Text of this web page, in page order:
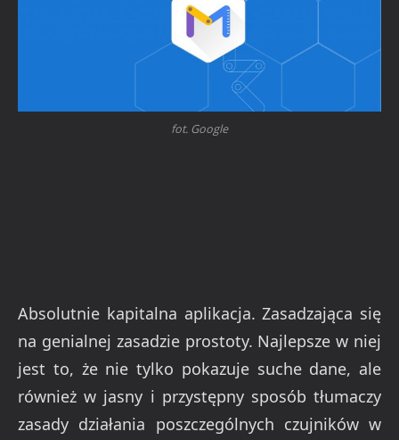
fot. Google
Absolutnie kapitalna aplikacja. Zasadzająca się
na genialnej zasadzie prostoty. Najlepsze w niej
jest to, że nie tylko pokazuje suche dane, ale
również w jasny i przystępny sposób tłumaczy
zasady działania poszczególnych czujników w